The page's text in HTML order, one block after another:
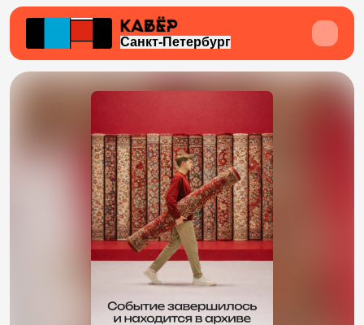
Санкт-Петербург